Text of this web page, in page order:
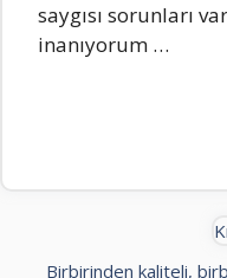
saygısı sorunları
inanıyorum …
Birbirinden kaliteli,